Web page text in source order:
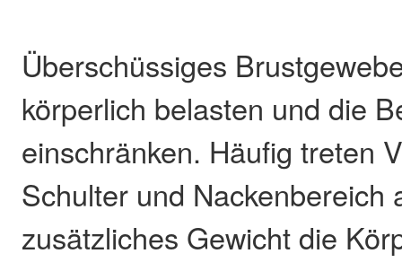
Überschüssiges
körperlich belasten und die
einschränken. Häufig treten
Schulter und Nackenbereich
zusätzliches Gewicht die